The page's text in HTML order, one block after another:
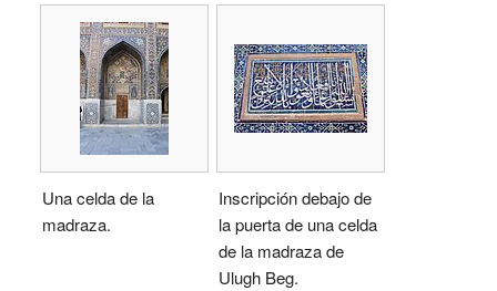
Una celda de la
madraza.
Inscripción debajo de
la puerta de una celda
de la madraza de
Ulugh Beg.